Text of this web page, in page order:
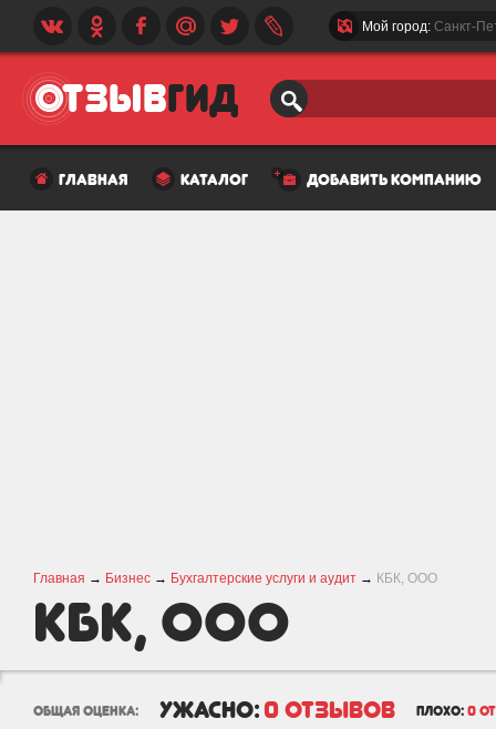
Мой город: Санкт-
главная каталог добавить компанию
Главная → Бизнес → Бухгалтерские услуги и аудит → КБК, ООО
КБК, ООО
общая оценка: ужасно: 0 отзывов плохо: 0